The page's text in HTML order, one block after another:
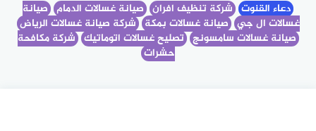
دعاء القنوتشركة تنظيف افرانصيانة غسالات الدمامصيانة
غسالات ال جيصيانة غسالات بمكةشركة صيانة غسالات الرياض
صيانة غسالات سامسونجتصليح غسالات اتوماتيكشركة مكافحة
حشرات